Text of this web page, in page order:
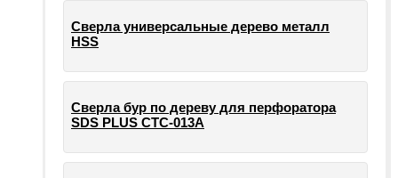
Сверла универсальные дерево металл
HSS
Cверла бур по дереву для перфоратора
SDS PLUS СТС-013А